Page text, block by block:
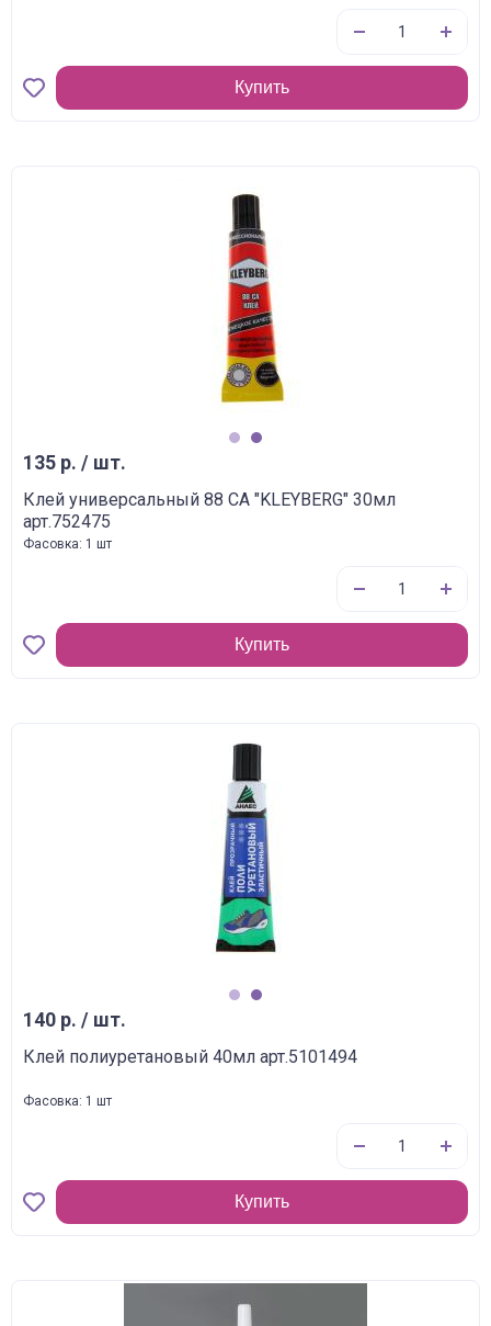
Купить
135 р. / шт.
Клей универсальный 88 СА "KLEYBERG" 30мл
арт.752475
Фасовка: 1 шт
Купить
140 р. / шт.
Клей полиуретановый 40мл арт.5101494
Фасовка: 1 шт
Купить